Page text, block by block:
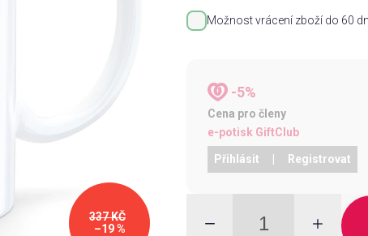
Možnost vrácení zboží do 60
-5%
Cena pro členy
e-potisk GiftClub
Přihlásit Registrovat
337 KČ
–19 %